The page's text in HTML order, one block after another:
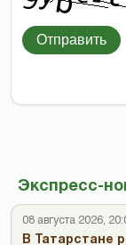
Экспресс-
08 августа 2026,
В Татарстане
Отправить